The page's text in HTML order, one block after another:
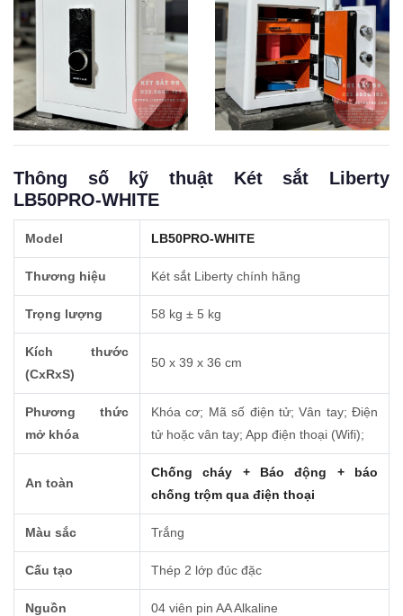
Thông số kỹ thuật Két sắt Liberty
LB50PRO-WHITE
Model LB50PRO-WHITE
Thương hiệu Két sắt Liberty chính hãng
Trọng lượng 58 kg ± 5 kg
Kích thước
(CxRxS)
50 x 39 x 36 cm
Phương thức
mở khóa
Khóa cơ; Mã số điện tử; Vân tay; Điện
tử hoặc vân tay; App điện thoại (Wifi);
An toàn
Chống cháy + Báo động + báo
chống trộm qua điện thoại
Màu sắc Trắng
Cấu tạo Thép 2 lớp đúc đặc
Nguồn 04 viên pin AA Alkaline